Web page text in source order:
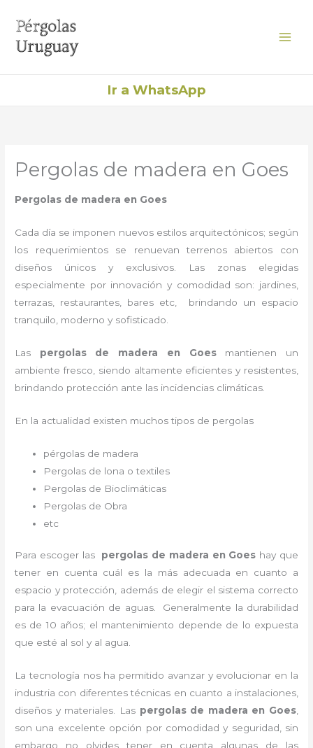
contenido
Ir a WhatsApp
Pergolas de madera en Goes
Pergolas de madera en Goes
Cada día se imponen nuevos estilos arquitectónicos; según
los requerimientos se renuevan terrenos abiertos con
diseños únicos y exclusivos. Las zonas elegidas
especialmente por innovación y comodidad son: jardines,
terrazas, restaurantes, bares etc, brindando un espacio
tranquilo, moderno y sofisticado.
Las pergolas de madera en Goesmantienen un
ambiente fresco, siendo altamente eficientes y resistentes,
brindando protección ante las incidencias climáticas.
En la actualidad existen muchos tipos de pergolas
pérgolas de madera
Pergolas de lona o textiles
Pergolas de Bioclimáticas
Pergolas de Obra
etc
Para escoger las pergolas de madera en Goes hay que
tener en cuenta cuál es la más adecuada en cuanto a
espacio y protección, además de elegir el sistema correcto
para la evacuación de aguas. Generalmente la durabilidad
es de 10 años; el mantenimiento depende de lo expuesta
que esté al sol y al agua.
La tecnología nos ha permitido avanzar y evolucionar en la
industria con diferentes técnicas en cuanto a instalaciones,
diseños y materiales. Las pergolas de madera en Goes,
son una excelente opción por comodidad y seguridad, sin
embargo no olvides tener en cuenta algunas de las